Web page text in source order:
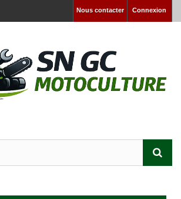
Connexion
Nous contacter